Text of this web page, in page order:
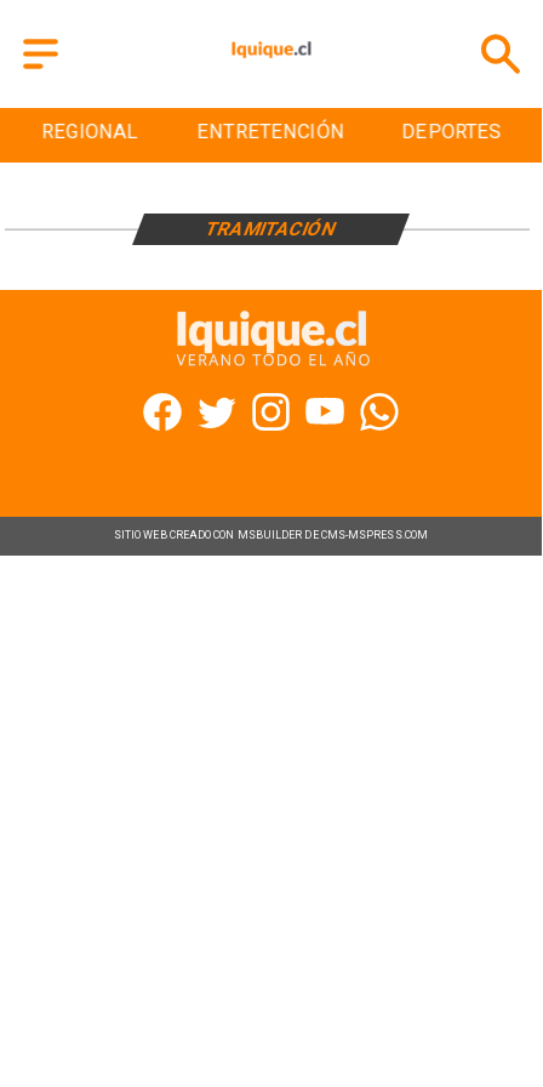
REGIONAL ENTRETENCIÓN DEPORTES
TRAMITACIÓN
SITIO WEB CREADO CON MSBUILDER DE CMS-MSPRESS.COM